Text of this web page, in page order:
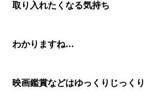
取り入れたくなる気持ち
わかりますね…
映画鑑賞などはゆっくりじっくり